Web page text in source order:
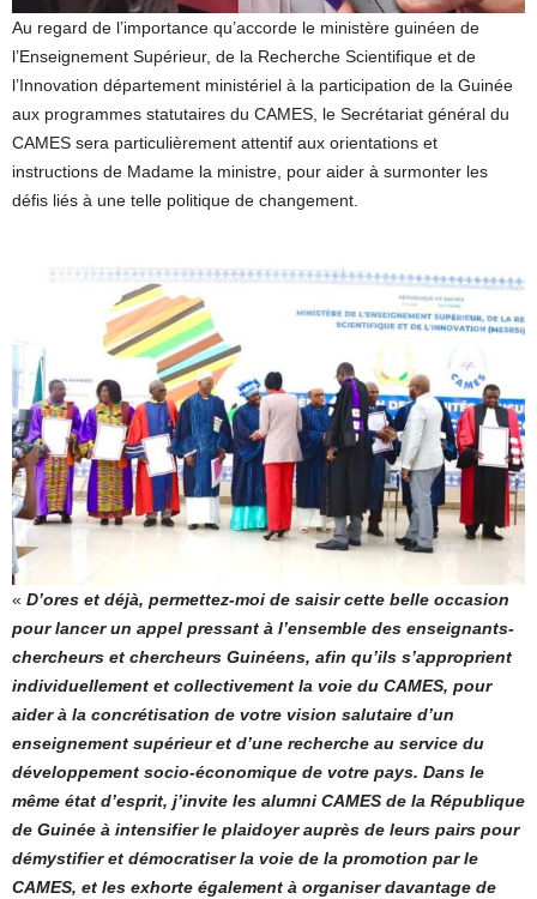
Au regard de l’importance qu’accorde le ministère guinéen de
l’Enseignement Supérieur, de la Recherche Scientifique et de
l’Innovation département ministériel à la participation de la Guinée
aux programmes statutaires du CAMES, le Secrétariat général du
CAMES sera particulièrement attentif aux orientations et
instructions de Madame la ministre, pour aider à surmonter les
défis liés à une telle politique de changement.
« D’ores et déjà, permettez-moi de saisir cette belle occasion
pour lancer un appel pressant à l’ensemble des enseignants-
chercheurs et chercheurs Guinéens, afin qu’ils s’approprient
individuellement et collectivement la voie du CAMES, pour
aider à la concrétisation de votre vision salutaire d’un
enseignement supérieur et d’une recherche au service du
développement socio-économique de votre pays. Dans le
même état d’esprit, j’invite les alumni CAMES de la République
de Guinée à intensifier le plaidoyer auprès de leurs pairs pour
démystifier et démocratiser la voie de la promotion par le
CAMES, et les exhorte également à organiser davantage de